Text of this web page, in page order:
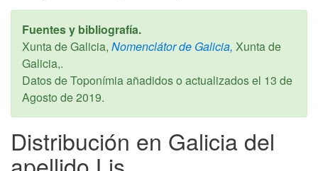
Fuentes y bibliografía.
Xunta de Galicia, Nomenclátor de Galicia, Xunta de
Galicia,.
Datos de Toponímia añadidos o actualizados el 13 de
Agosto de 2019.
Distribución en Galicia del